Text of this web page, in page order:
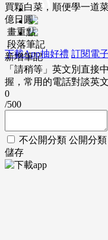
下載App抽好禮 訂閱電
買顆白菜，順便學一道
億日圓
畫重點
段落筆記
新增筆記
「請稍等」英文別直接
握，常用的電話對談英文
0
/500
不公開分類 公開分類
儲存